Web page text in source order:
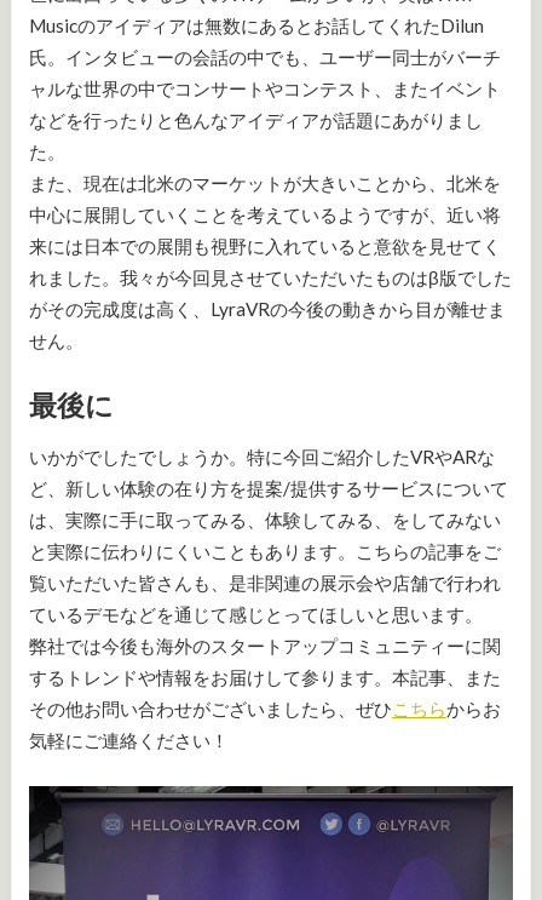
Musicのアイディアは無数にあるとお話してくれたDilun
氏。インタビューの会話の中でも、ユーザー同士がバーチ
ャルな世界の中でコンサートやコンテスト、またイベント
などを行ったりと色んなアイディアが話題にあがりまし
た。
また、現在は北米のマーケットが大きいことから、北米を
中心に展開していくことを考えているようですが、近い将
来には日本での展開も視野に入れていると意欲を見せてく
れました。我々が今回見させていただいたものはβ版でした
がその完成度は高く、LyraVRの今後の動きから目が離せま
せん。
最後に
いかがでしたでしょうか。特に今回ご紹介したVRやARな
ど、新しい体験の在り方を提案/提供するサービスについて
は、実際に手に取ってみる、体験してみる、をしてみない
と実際に伝わりにくいこともあります。こちらの記事をご
覧いただいた皆さんも、是非関連の展示会や店舗で行われ
ているデモなどを通じて感じとってほしいと思います。
弊社では今後も海外のスタートアップコミュニティーに関
するトレンドや情報をお届けして参ります。本記事、また
その他お問い合わせがございましたら、ぜひこちらからお
気軽にご連絡ください！